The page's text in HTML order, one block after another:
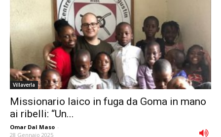
Villaverla
Missionario laico in fuga da Goma in mano
ai ribelli: “Un...
Omar Dal Maso -
28 Gennaio 2025